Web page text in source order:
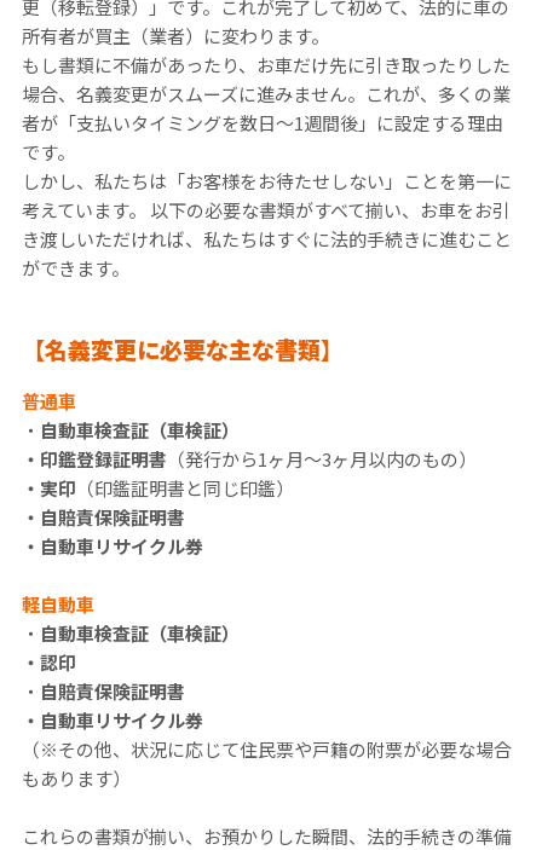
更（移転登録）」です。これが完了して初めて、法的に車の
所有者が買主（業者）に変わります。
もし書類に不備があったり、お車だけ先に引き取ったりした
場合、名義変更がスムーズに進みません。これが、多くの業
者が「支払いタイミングを数日〜1週間後」に設定する理由
です。
しかし、私たちは「お客様をお待たせしない」ことを第一に
考えています。 以下の必要な書類がすべて揃い、お車をお引
き渡しいただければ、私たちはすぐに法的手続きに進むこと
ができます。
【名義変更に必要な主な書類】
普通車
・ 自動車検査証（車検証）
・印鑑登録証明書 （発行から1ヶ月〜3ヶ月以内のもの）
・実印 （印鑑証明書と同じ印鑑）
・自賠責保険証明書
・自動車リサイクル券
軽自動車
・ 自動車検査証（車検証）
・認印
・ 自賠責保険証明書
・自動車リサイクル券
（※その他、状況に応じて住民票や戸籍の附票が必要な場合
もあります）
これらの書類が揃い、お預かりした瞬間、法的手続きの準備